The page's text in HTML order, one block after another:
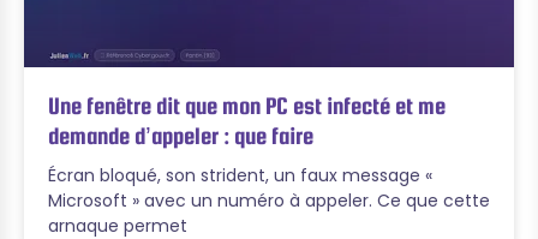
Une fenêtre dit que mon PC est infecté et me
demande d’appeler : que faire
Écran bloqué, son strident, un faux message «
Microsoft » avec un numéro à appeler. Ce que cette
arnaque permet